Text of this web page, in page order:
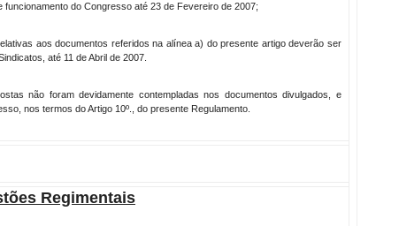
do Congresso até 23 de Fevereiro de 2007;
aos documentos referidos na alínea a) do presente artigo deverão ser
até 11 de Abril de 2007.
não foram devidamente contempladas nos documentos divulgados, e
nos termos do Artigo 10º., do presente Regulamento.
Regimentais